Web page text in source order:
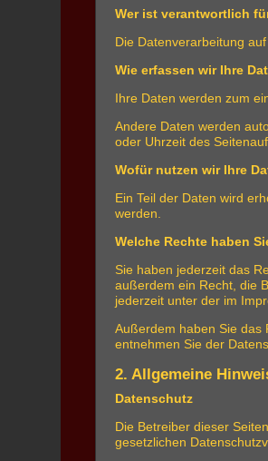
Wer ist verantwortlich
Die Datenverarbeitung
Wie erfassen wir Ihre
Ihre Daten werden zum
Andere Daten werden
oder Uhrzeit des
Wofür nutzen wir Ihre
Ein Teil der Daten wird
werden.
Welche Rechte haben
Sie haben jederzeit das
außerdem ein Recht, die
jederzeit unter der im
Außerdem haben Sie das
entnehmen Sie der
2. Allgemeine
Datenschutz
Die Betreiber dieser
gesetzlichen